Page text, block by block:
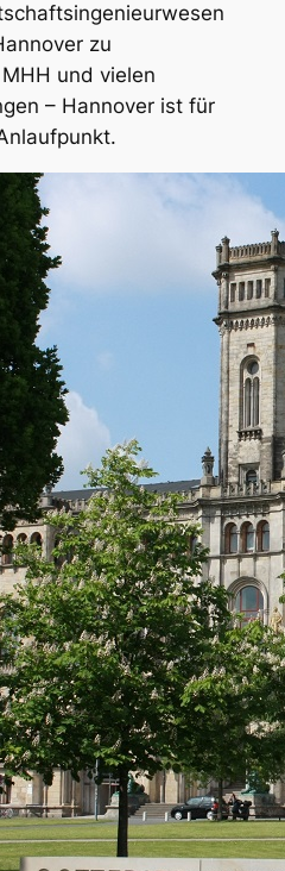
zu
und vielen
– Hannover ist für